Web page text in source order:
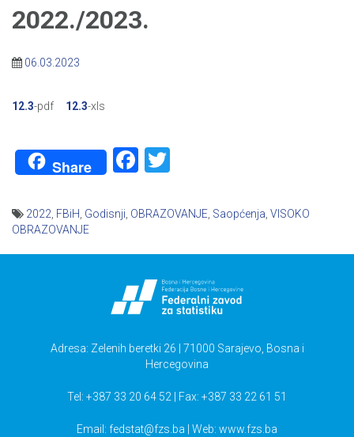
2022./2023.
06.03.2023
12.3-pdf 12.3-xls
Share Facebook
2022 FBiH Godisnji OBRAZOVANJE Saopćenja VISOKO
OBRAZOVANJE
Adresa: Zelenih beretki 26 | 71000 Sarajevo, Bosna i
Hercegovina
Tel: +387 33 20 64 52 | Fax: +387 33 22 61 51
Email: fedstat@fzs.ba | Web: www.fzs.ba